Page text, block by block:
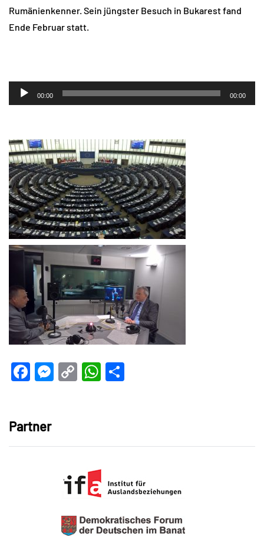
Rumänienkenner. Sein jüngster Besuch in Bukarest fand
Ende Februar statt.
Audio-
Player
00:00 00:00
Facebook
Messenger
CopyWhatsApp
Partner